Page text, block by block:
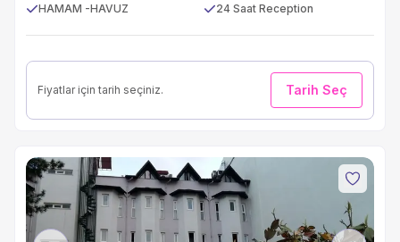
HAMAM -HAVUZ
24 Saat Reception
Fiyatlar için tarih seçiniz. Tarih Seç